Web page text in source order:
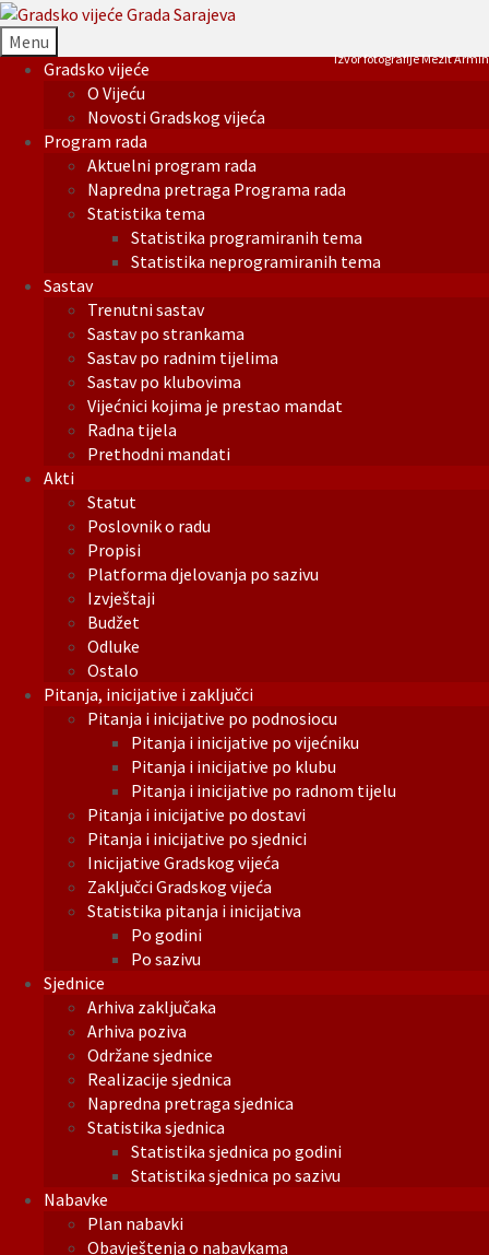
Menu
Gradsko vijeće
O Vijeću
Novosti Gradskog vijeća
Program rada
Aktuelni program rada
Napredna pretraga Programa rada
Statistika tema
Statistika programiranih tema
Statistika neprogramiranih tema
Sastav
Trenutni sastav
Sastav po strankama
Sastav po radnim tijelima
Sastav po klubovima
Vijećnici kojima je prestao mandat
Radna tijela
Prethodni mandati
Akti
Statut
Poslovnik o radu
Propisi
Platforma djelovanja po sazivu
Izvještaji
Budžet
Odluke
Ostalo
Pitanja, inicijative i zaključci
Pitanja i inicijative po podnosiocu
Pitanja i inicijative po vijećniku
Pitanja i inicijative po klubu
Pitanja i inicijative po radnom tijelu
Pitanja i inicijative po dostavi
Pitanja i inicijative po sjednici
Inicijative Gradskog vijeća
Zaključci Gradskog vijeća
Statistika pitanja i inicijativa
Po godini
Po sazivu
Sjednice
Arhiva zaključaka
Arhiva poziva
Održane sjednice
Realizacije sjednica
Napredna pretraga sjednica
Statistika sjednica
Statistika sjednica po godini
Statistika sjednica po sazivu
Nabavke
Plan nabavki
Obavještenja o nabavkama
Izvor fotografije Mezit Armin